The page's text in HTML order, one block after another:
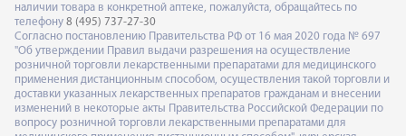
наличии товара в конкретной аптеке, пожалуйста, обращайтесь по
телефону 8 (495) 737-27-30
Согласно постановлению Правительства РФ от 16 мая 2020 года № 697
"Об утверждении Правил выдачи разрешения на осуществление
розничной торговли лекарственными препаратами для медицинского
применения дистанционным способом, осуществления такой торговли и
доставки указанных лекарственных препаратов гражданам и внесении
изменений в некоторые акты Правительства Российской Федерации по
вопросу розничной торговли лекарственными препаратами для